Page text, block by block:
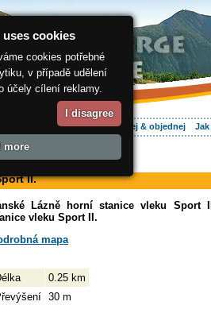
Ubytování Hledej & objednej
>
II.
Lázně horní stanice vleku Sport
vleku Sport II.
mapa
0.25 km
30 m
cookies
cookies potřebné
v případě udělení
účely cílení reklamy.
I disagree
more